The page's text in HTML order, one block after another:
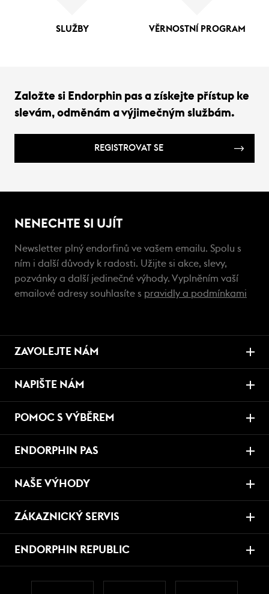
SLUŽBY VĚRNOSTNÍ PROGRAM
Založte si Endorphin pas a získejte přístup ke
slevám, odměnám a výjimečným službám.
REGISTROVAT SE
NENECHTE SI UJÍT
Newsletter plný endorfinů ve vašem emailu. Spolu s
ním i další důvody k radosti. Užijte si akce, slevy,
pozvánky a další jedinečné výhody. Vyplněním vaší
emailové adresy souhlasíte s pravidly a podmínkami
ZAVOLEJTE NÁM
NAPIŠTE NÁM
POMOC S VÝBĚREM
ENDORPHIN PAS
NAŠE VÝHODY
ZÁKAZNICKÝ SERVIS
ENDORPHIN REPUBLIC